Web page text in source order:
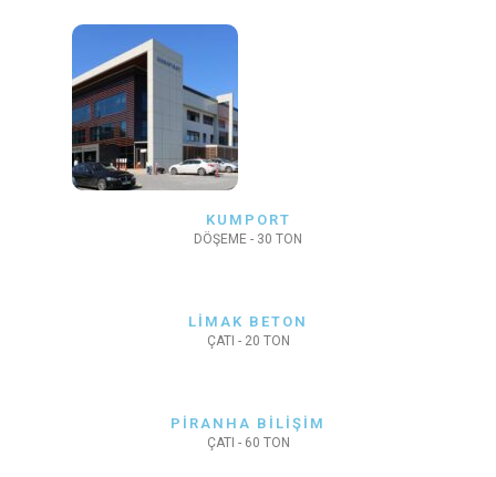
KUMPORT
DÖŞEME - 30 TON
LİMAK BETON
ÇATI - 20 TON
PİRANHA BİLİŞİM
ÇATI - 60 TON